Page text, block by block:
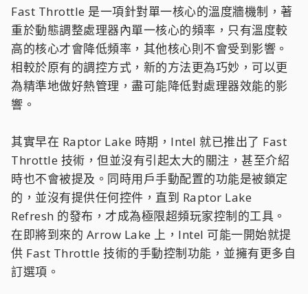
Fast Throttle 是一項針對單一核心的溫度牆機制，著
重於動態調整處理器內單一核心的頻率，只有溫度較
高的核心才會降低頻率，其他核心則不會受到影響。
相較於原有的調控方式，新的方法更為巧妙，可以更
為精準地做好熱管理，盡可能降低對處理器效能的影
響。
其實早在 Raptor Lake 時期，Intel 就已推出了 Fast
Throttle 技術，但並沒有引起太大的關注，甚至介紹
時也不會被提及。同時用戶手動配置的功能是被鎖定
的，並沒有提供任何控件，直到 Raptor Lake
Refresh 的發布，才成為極限超頻玩家控制的工具。
在即將到來的 Arrow Lake 上，Intel 可能一開始就提
供 Fast Throttle 技術的手動控制功能，並擁有更多自
訂選項。